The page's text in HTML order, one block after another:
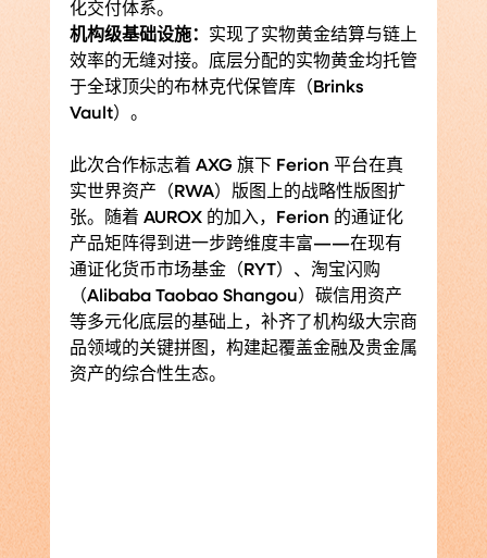
化交付体系。
机构级基础设施： 实现了实物黄金结算与链上
效率的无缝对接。底层分配的实物黄金均托管
于全球顶尖的布林克代保管库（Brinks
Vault）。
此次合作标志着 AXG 旗下 Ferion 平台在真
实世界资产（RWA）版图上的战略性版图扩
张。随着 AUROX 的加入，Ferion 的通证化
产品矩阵得到进一步跨维度丰富——在现有
通证化货币市场基金（RYT）、淘宝闪购
（Alibaba Taobao Shangou）碳信用资产
等多元化底层的基础上，补齐了机构级大宗商
品领域的关键拼图，构建起覆盖金融及贵金属
资产的综合性生态。